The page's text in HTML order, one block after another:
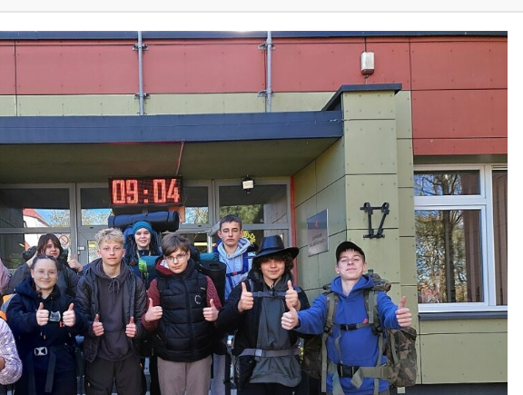
Nuo 2026 m. kovo 2 d. prasideda centralizuotas mokinių priėmimas į Joniškio r.
Žagarės gimnaziją, prašymai bus priimami per Centralizuotą priėmimo informacinę
sistemą (CPIS).
Informuojame, kad nuo 2026 metų kovo 2 d. Joniškio rajono savivaldybėje
mokinių priėmimas į visas ugdymo įstaigas bus vykdomas tik per Centralizuotą
priėmimo informavimo sistemą (CPIS).
Vaikų priėmimo į Joniškio rajono savivaldybės švietimo įstaigų ikimokyklinio ugdymo
grupes tvarkos aprašas